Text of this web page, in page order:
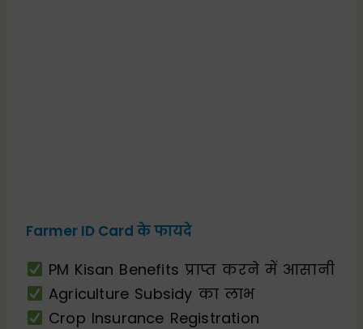
Farmer ID Card के फायदे
PM Kisan Benefits प्राप्त करने में आसानी
Agriculture Subsidy का लाभ
Crop Insurance Registration